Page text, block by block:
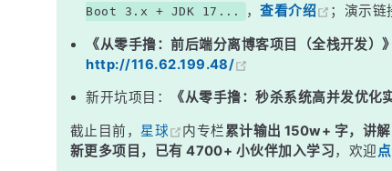
常见误区
面试高频追问
常见面试变体
记忆口诀
总结
Boot 3.x + JDK 17...
，查看介绍 ；演示链
《从零手撸：前后端分离博客项目（全栈开发）》
http://116.62.199.48/
新开坑项目： 《从零手撸：秒杀系统高并发优化
截止目前， 星球 内专栏累计输出 150w+ 字，讲
新更多项目，已有 4700+ 小伙伴加入学习，欢迎